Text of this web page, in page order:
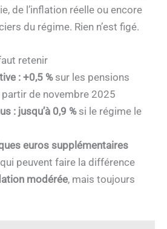
de l’inflation réelle ou encore
du régime. Rien n’est figé.
retenir
: +0,5 %sur les pensions
de novembre 2025
: jusqu’à 0,9 %si le régime le
euros supplémentaires
peuvent faire la différence
modérée, mais toujours